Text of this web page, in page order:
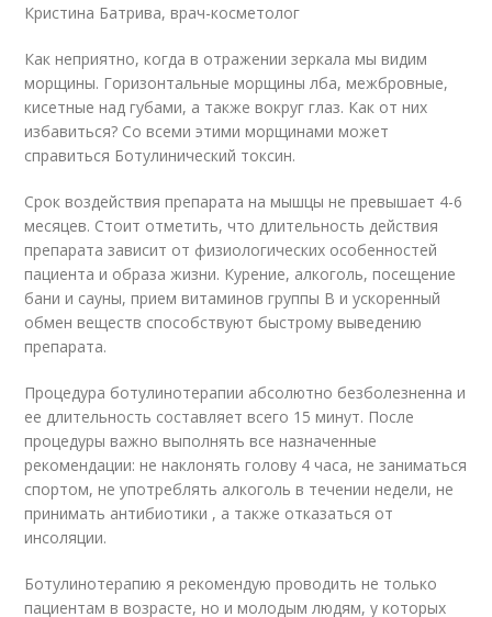
Кристина Батрива, врач-косметолог
Как неприятно, когда в отражении зеркала мы видим
морщины. Горизонтальные морщины лба, межбровные,
кисетные над губами, а также вокруг глаз. Как от них
избавиться? Со всеми этими морщинами может
справиться Ботулинический токсин.
Срок воздействия препарата на мышцы не превышает 4-6
месяцев. Стоит отметить, что длительность действия
препарата зависит от физиологических особенностей
пациента и образа жизни. Курение, алкоголь, посещение
бани и сауны, прием витаминов группы В и ускоренный
обмен веществ способствуют быстрому выведению
препарата.
Процедура ботулинотерапии абсолютно безболезненна и
ее длительность составляет всего 15 минут. После
процедуры важно выполнять все назначенные
рекомендации: не наклонять голову 4 часа, не заниматься
спортом, не употреблять алкоголь в течении недели, не
принимать антибиотики , а также отказаться от
инсоляции.
Ботулинотерапию я рекомендую проводить не только
пациентам в возрасте, но и молодым людям, у которых